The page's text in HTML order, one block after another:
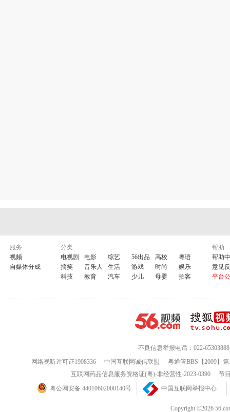
服务
视频
自媒体分成
分类
电视剧
电影 综艺 56出品 高校
粤语
搞笑
音乐人 生活 游戏 时尚
娱乐
科技
教育 汽车 少儿 母婴 拍客
帮助
帮助
意见
平台
不良信息举报电话：022-65303888
网络视听许可证1908336
中国互联网诚信联盟
粤通管BBS【2009】
互联网药品信息服务资格证(粤)-非经营性-2023-0390
节
粤公网安备 44010602000140号
中国互联网举报中心
Copyright ©2026